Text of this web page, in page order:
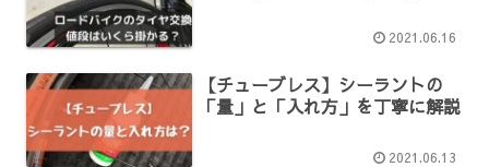
2021.06.16
【チューブレス】シーラントの
「量」と「入れ方」を丁寧に解説
2021.06.13